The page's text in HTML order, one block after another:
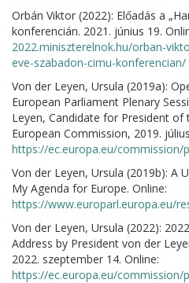
Orbán Viktor (2022): Előadás a
konferencián. 2021. június 19.
2022.miniszterelnok.hu/orban-
eve-szabadon-cimu-konferencian/
Von der Leyen, Ursula (2019a):
European Parliament Plenary
Leyen, Candidate for President of
European Commission, 2019.
https://ec.europa.eu/commission/
Von der Leyen, Ursula (2019b): A
My Agenda for Europe. Online:
https://www.europarl.europa.eu/
Von der Leyen, Ursula (2022):
Address by President von der
2022. szeptember 14. Online:
https://ec.europa.eu/commission/